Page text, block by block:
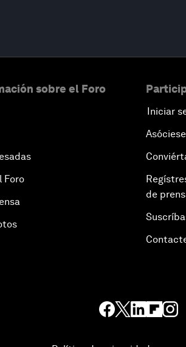
sobre el Foro
Foro
Iniciar
de